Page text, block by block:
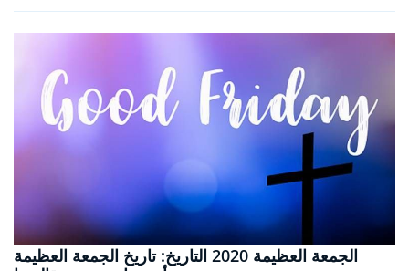
الجمعة العظيمة 2020 التاريخ: تاريخ الجمعة العظيمة